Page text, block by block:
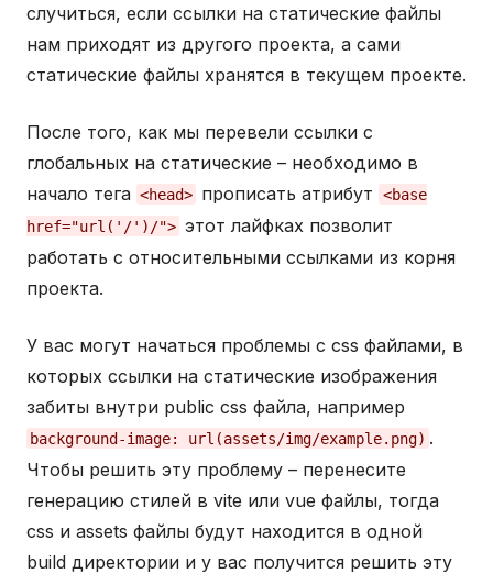
случиться, если ссылки на статические файлы
нам приходят из другого проекта, а сами
статические файлы хранятся в текущем проекте.
После того, как мы перевели ссылки с
глобальных на статические – необходимо в
начало тега <head> прописать атрибут
<base
href="url('/')/"> этот лайфках позволит
работать с относительными ссылками из корня
проекта.
У вас могут начаться проблемы с css файлами, в
которых ссылки на статические изображения
забиты внутри public css файла, например
background-image: url(assets/img/example.png) .
Чтобы решить эту проблему – перенесите
генерацию стилей в vite или vue файлы, тогда
css и assets файлы будут находится в одной
build директории и у вас получится решить эту